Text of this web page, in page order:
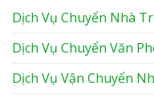
Dịch Vụ Chuyển Nhà
Dịch Vụ Chuyển Văn
Dịch Vụ Vận Chuyển